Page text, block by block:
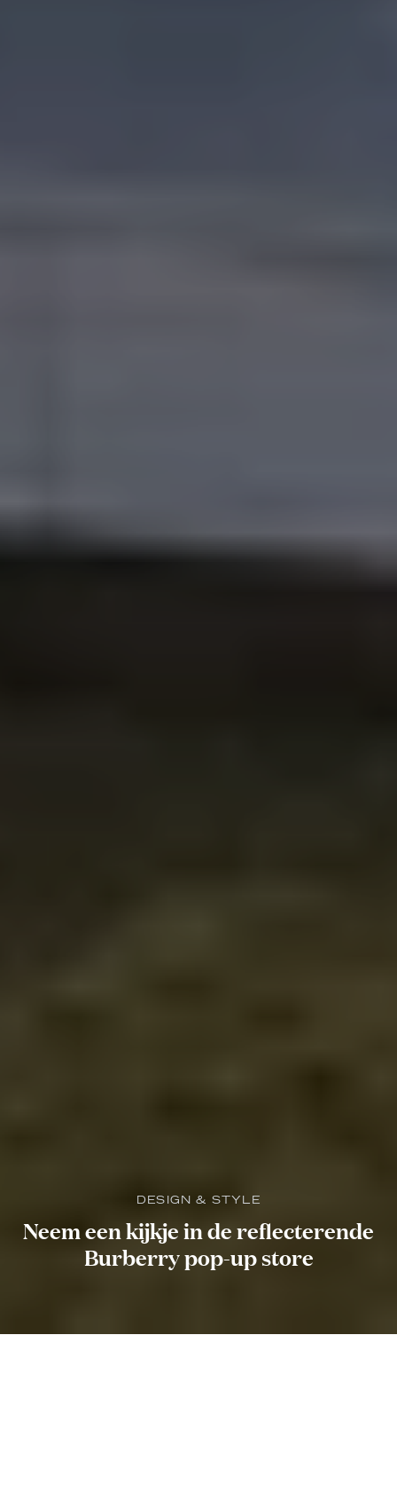
DESIGN & STYLE
Neem een kijkje in de reflecterende
Burberry pop-up store